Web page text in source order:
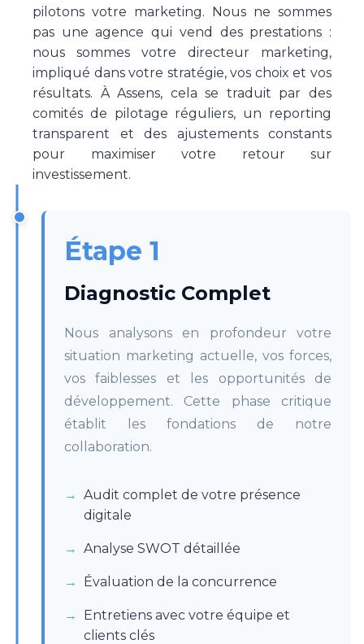
pilotons votre marketing. Nous ne sommes
pas une agence qui vend des prestations :
nous sommes votre directeur marketing,
impliqué dans votre stratégie, vos choix et vos
résultats. À Assens, cela se traduit par des
comités de pilotage réguliers, un reporting
transparent et des ajustements constants
pour maximiser votre retour sur
investissement.
Étape 1
Diagnostic Complet
Nous analysons en profondeur votre
situation marketing actuelle, vos forces,
vos faiblesses et les opportunités de
développement. Cette phase critique
établit les fondations de notre
collaboration.
Audit complet de votre présence
digitale
Analyse SWOT détaillée
Évaluation de la concurrence
Entretiens avec votre équipe et
clients clés